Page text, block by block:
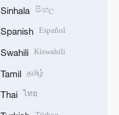
Sinhala සිංහල
Spanish Español
Swahili Kiswahili
Tamil தமிழ்
Thai ไทย